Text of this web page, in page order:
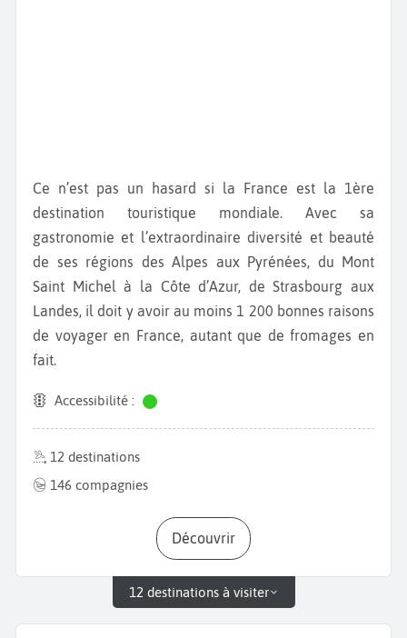
Ce n’est pas un hasard si la France est la 1ère
destination touristique mondiale. Avec sa
gastronomie et l’extraordinaire diversité et beauté
de ses régions des Alpes aux Pyrénées, du Mont
Saint Michel à la Côte d’Azur, de Strasbourg aux
Landes, il doit y avoir au moins 1 200 bonnes raisons
de voyager en France, autant que de fromages en
fait.
Accessibilité :
12 destinations
146 compagnies
Découvrir
12 destinations à visiter